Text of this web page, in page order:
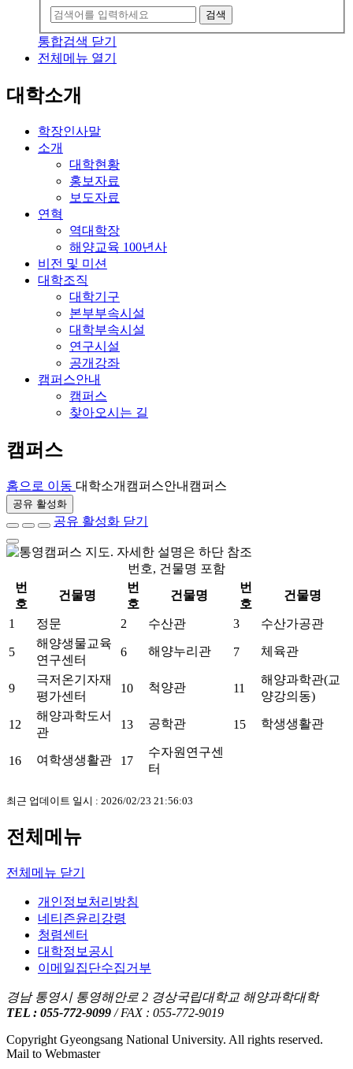
검색
통합검색 닫기
전체메뉴 열기
대학소개
학장인사말
소개
대학현황
홍보자료
보도자료
연혁
역대학장
해양교육 100년사
비전 및 미션
대학조직
대학기구
본부부속시설
대학부속시설
연구시설
공개강좌
캠퍼스안내
캠퍼스
찾아오시는 길
캠퍼스
홈으로 이동 대학소개 캠퍼스안내 캠퍼스
공유 활성화
공유 활성화 닫기
번호, 건물명 포함
번
호
건물명
번
호
건물명
번
호
건물명
1 정문 2 수산관 3 수산가공관
5
해양생물교육
연구센터
6 해양누리관 7 체육관
9
극저온기자재
평가센터
10 척양관 11
해양과학관(교
양강의동)
12
해양과학도서
관
13 공학관 15 학생생활관
16 여학생생활관 17
수자원연구센
터
최근 업데이트 일시 : 2026/02/23 21:56:03
전체메뉴
전체메뉴 닫기
개인정보처리방침
네티즌윤리강령
청렴센터
대학정보공시
이메일집단수집거부
경남 통영시 통영해안로 2 경상국립대학교 해양과학대학
TEL : 055-772-9099 / FAX : 055-772-9019
Copyright Gyeongsang National University. All rights reserved.
Mail to Webmaster